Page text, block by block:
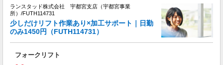
ランスタッド株式会社 宇都宮支店（宇都宮事業
所）/FUTH114731
少しだけリフト作業あり×加工サポート｜日勤
のみ1450円（FUTH114731）
フォークリフト